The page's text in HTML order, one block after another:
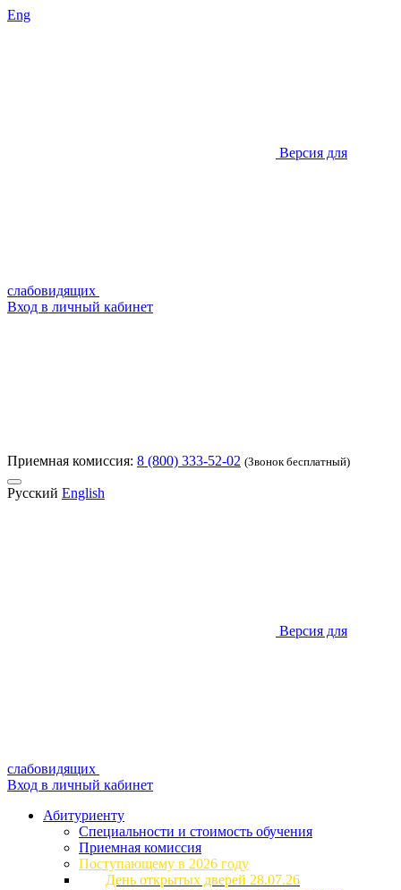
Eng
Версия для
слабовидящих
Вход в личный кабинет
Приемная комиссия: 8 (800) 333-52-02 (Звонок бесплатный)
Русский English
Версия для
слабовидящих
Вход в личный кабинет
Абитуриенту
Специальности и стоимость обучения
Приемная комиссия
Поступающему в 2026 году
День открытых дверей 28.07.26